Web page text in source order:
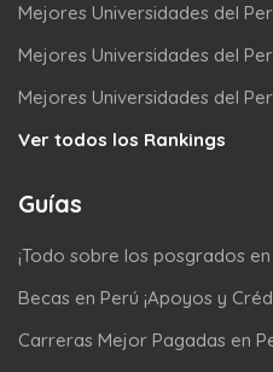
Mejores Universidades del
Mejores Universidades del
Mejores Universidades del
Ver todos los Rankings
Guías
¡Todo sobre los posgrados
Becas en Perú ¡Apoyos y
Carreras Mejor Pagadas en